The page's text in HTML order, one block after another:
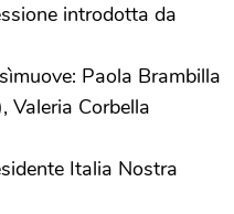
introdotta da
Paola Brambilla
Valeria Corbella
Italia Nostra